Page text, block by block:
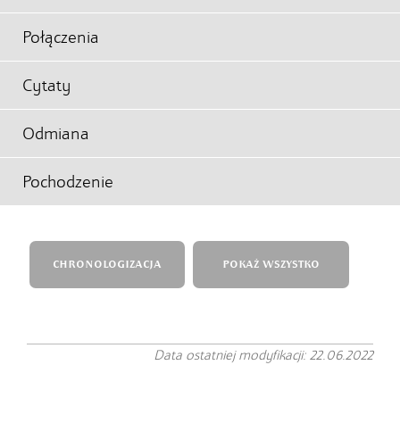
Połączenia
Cytaty
Odmiana
Pochodzenie
CHRONOLOGIZACJA POKAŻ WSZYSTKO
Data ostatniej modyfikacji: 22.06.2022